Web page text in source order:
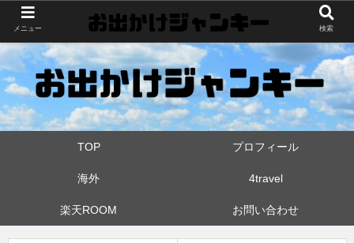
世界中・日本中を旅したおでかけ狂なパパが埼玉県と近県の公園やお出かけス
ポットを攻めています！たまに登山も
TOP プロフィール
海外 4travel
楽天ROOM お問い合わせ
メニュー 検索